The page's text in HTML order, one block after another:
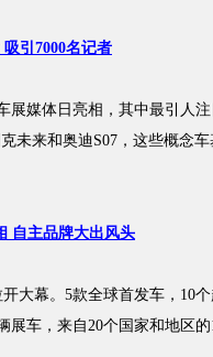
引7000名记者
体日亮相，其中最引人注
未来和奥迪S07，这些概念
自主品牌大出风头
幕。5款全球首发车，10个
展车，来自20个国家和地区